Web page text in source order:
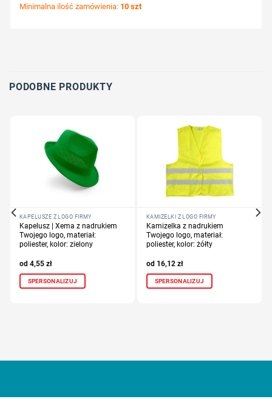
Minimalna ilość zamówienia: 10 szt
PODOBNE PRODUKTY
KAPELUSZE Z LOGO FIRMY
Kapelusz | Xema z nadrukiem
Twojego logo, materiał:
poliester, kolor: zielony
4,55 zł
SPERSONALIZUJ
KAMIZELKI Z LOGO FIRMY
Kamizelka z nadrukiem
Twojego logo, materiał:
poliester, kolor: żółty
16,12 zł
SPERSONALIZUJ